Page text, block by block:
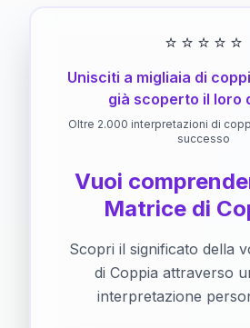
⭐ ⭐ ⭐ ⭐ ⭐
Unisciti a migliaia di
già scoperto il loro
Oltre 2.000 interpretazioni di
successo
Vuoi
Matrice di
Scopri il significato della
di Coppia attraverso
interpretazione